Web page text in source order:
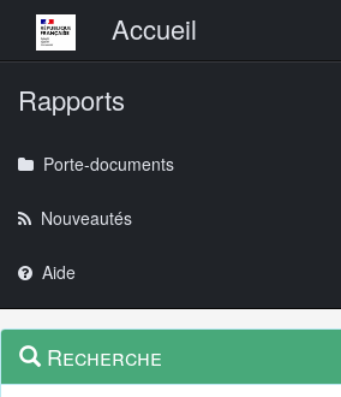
Menu principalAccueil
Rapports
Porte-documents
Nouveautés
Aide
Navigation
outils
Menu
contextuel
Recherche